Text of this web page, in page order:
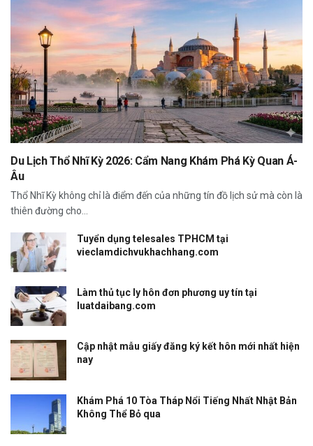
Du Lịch Thổ Nhĩ Kỳ 2026: Cẩm Nang Khám Phá Kỳ Quan Á-
Âu
Thổ Nhĩ Kỳ không chỉ là điểm đến của những tín đồ lịch sử mà còn là
thiên đường cho...
Tuyển dụng telesales TPHCM tại
vieclamdichvukhachhang.com
Làm thủ tục ly hôn đơn phương uy tín tại
luatdaibang.com
Cập nhật mẫu giấy đăng ký kết hôn mới nhất hiện
nay
Khám Phá 10 Tòa Tháp Nổi Tiếng Nhất Nhật Bản
Không Thể Bỏ qua